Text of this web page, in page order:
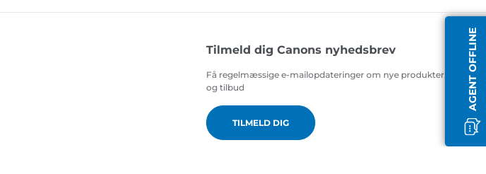
AGENT OFFLINE
Tilmeld dig Canons nyhedsbrev
Få regelmæssige e-mailopdateringer om nye produkter, nyttige
og tilbud
TILMELD DIG